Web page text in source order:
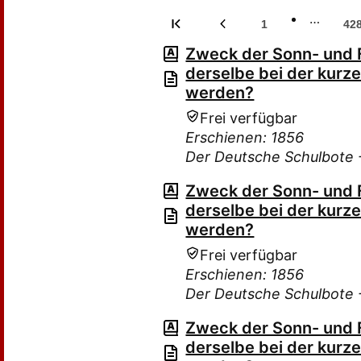
1 …
Zweck der Sonn- und
derselbe bei der
werden?
Frei verfügbar
Erschienen: 1856
Der Deutsche
Zweck der Sonn- und
derselbe bei der
werden?
Frei verfügbar
Erschienen: 1856
Der Deutsche
Zweck der Sonn- und
derselbe bei der